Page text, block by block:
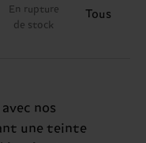
En rupture
de stock
Tous
nos
une teinte